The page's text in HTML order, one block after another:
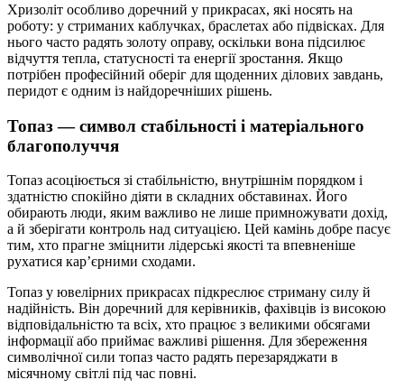
Хризоліт особливо доречний у прикрасах, які носять на
роботу: у стриманих каблучках, браслетах або підвісках. Для
нього часто радять золоту оправу, оскільки вона підсилює
відчуття тепла, статусності та енергії зростання. Якщо
потрібен професійний оберіг для щоденних ділових завдань,
перидот є одним із найдоречніших рішень.
Топаз — символ стабільності і матеріального
благополуччя
Топаз асоціюється зі стабільністю, внутрішнім порядком і
здатністю спокійно діяти в складних обставинах. Його
обирають люди, яким важливо не лише примножувати дохід,
а й зберігати контроль над ситуацією. Цей камінь добре пасує
тим, хто прагне зміцнити лідерські якості та впевненіше
рухатися кар’єрними сходами.
Топаз у ювелірних прикрасах підкреслює стриману силу й
надійність. Він доречний для керівників, фахівців із високою
відповідальністю та всіх, хто працює з великими обсягами
інформації або приймає важливі рішення. Для збереження
символічної сили топаз часто радять перезаряджати в
місячному світлі під час повні.